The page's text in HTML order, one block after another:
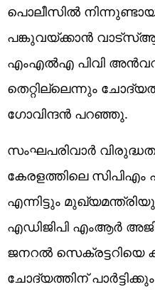
പൊലീസിൽ
പങ്കുവയ്ക്കാൻ
എംഎൽഎ പിവി
തെറ്റില്ലെന്നും
ഗോവിന്ദൻ പറഞ്ഞു.
സംഘപരിവാർ
കേരളത്തിലെ സിപിഎം
എന്നിട്ടും
എഡിജിപി എംആർ‌
ജനറൽ സെക്രട്ടറിയെ
ചോദ്യത്തിന്